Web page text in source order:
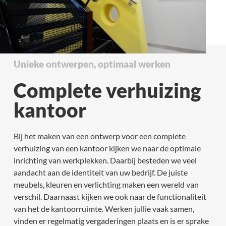
Unieke ontwerpen, optimaal werken
Complete verhuizing
kantoor
Bij het maken van een ontwerp voor een complete
verhuizing van een kantoor kijken we naar de optimale
inrichting van werkplekken. Daarbij besteden we veel
aandacht aan de identiteit van uw bedrijf. De juiste
meubels, kleuren en verlichting maken een wereld van
verschil. Daarnaast kijken we ook naar de functionaliteit
van het de kantoorruimte. Werken jullie vaak samen,
vinden er regelmatig vergaderingen plaats en is er sprake